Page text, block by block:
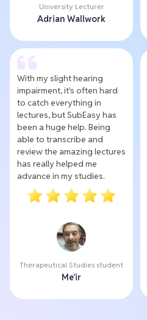
University Lecturer
Adrian Wallwork
With my slight hearing
impairment, it's often hard
to catch everything in
lectures, but SubEasy has
been a huge help. Being
able to transcribe and
review the amazing lectures
has really helped me
advance in my studies.
Therapeutical Studies student
Me'ir